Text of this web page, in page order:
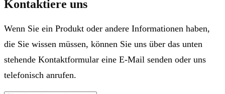
Kontaktiere uns
Wenn Sie ein Produkt oder andere Informationen haben,
die Sie wissen müssen, können Sie uns über das unten
stehende Kontaktformular eine E-Mail senden oder uns
telefonisch anrufen.